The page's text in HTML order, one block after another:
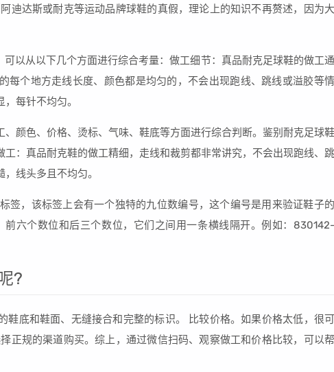
迪达斯或耐克等运动品牌球鞋的真假，理论上的知识不再赘述，因为大
以从以下几个方面进行综合考量：做工细节：真品耐克足球鞋的做工通
每个地方走线长度、颜色都是均匀的，不会出现跑线、跳线或溢胶等情
每针不均匀。
颜色、价格、烫标、气味、鞋底等方面进行综合判断。鉴别耐克足球鞋
：真品耐克鞋的做工精细，走线和裁剪都非常讲究，不会出现跑线、跳
线头多且不均匀。
签，该标签上会有一个独特的九位数编号，这个编号是用来验证鞋子的
六个数位和后三个数位，它们之间用一条横线隔开。例如：830142-
?
鞋底和鞋面、无缝接合和完整的标识。 比较价格。如果价格太低，很可
正规的渠道购买。综上，通过微信扫码、观察做工和价格比较，可以帮